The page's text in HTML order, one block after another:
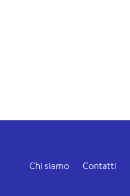
Chi siamo Contatti